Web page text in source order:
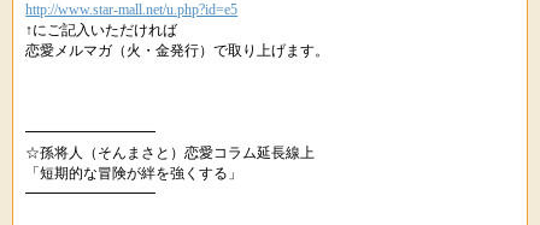
http://www.star-mall.net/u.php?id=e5
↑にご記入いただければ
恋愛メルマガ（火・金発行）で取り上げます。
━━━━━━━━━
☆孫将人（そんまさと）恋愛コラム延長線上
「短期的な冒険が絆を強くする」
━━━━━━━━━